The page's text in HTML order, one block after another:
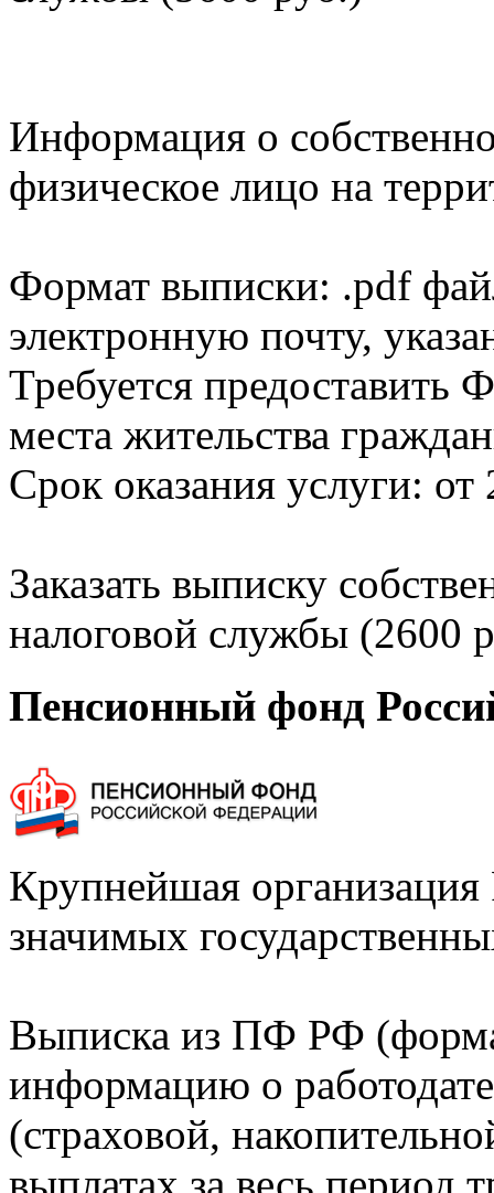
Информация о
физическое лицо на
Формат выписки: .pdf
электронную почту,
Требуется
места жительства
Срок оказания услуги: от
Заказать выписку
налоговой службы (2600
Пенсионный фонд
Крупнейшая
значимых
Выписка из ПФ РФ
информацию о
(страховой,
выплатах за весь период